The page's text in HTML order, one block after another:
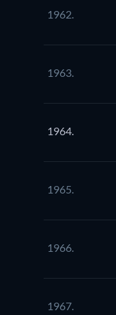
1962.
1963.
1964.
1965.
1966.
1967.